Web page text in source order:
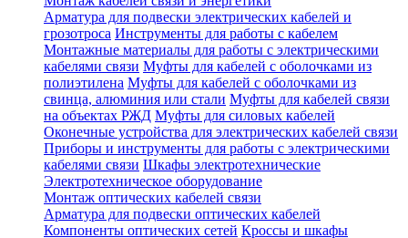
Арматура для подвески электрических кабелей и
грозотроса Инструменты для работы с кабелем
Монтажные материалы для работы с электрическими
кабелями связи Муфты для кабелей с оболочками из
полиэтилена Муфты для кабелей с оболочками из
свинца, алюминия или стали Муфты для кабелей связи
на объектах РЖД Муфты для силовых кабелей
Оконечные устройства для электрических кабелей связи
Приборы и инструменты для работы с электрическими
кабелями связи Шкафы электротехнические
Электротехническое оборудование
Монтаж оптических кабелей связи
Арматура для подвески оптических кабелей
Компоненты оптических сетей Кроссы и шкафы